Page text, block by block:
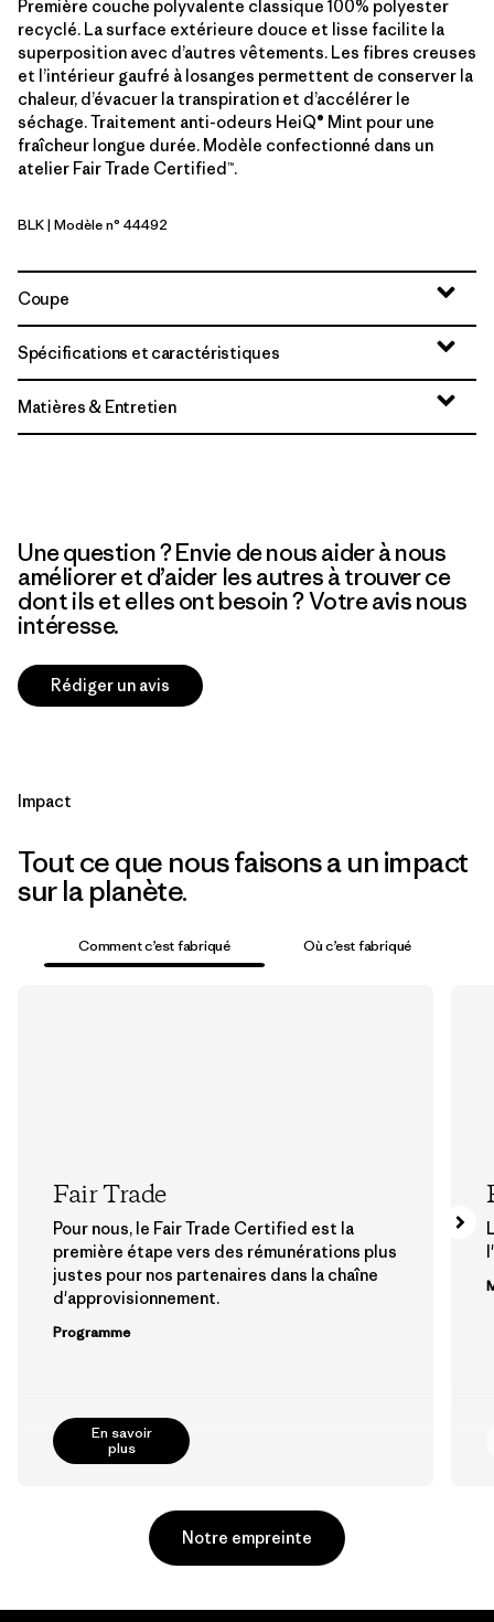
Première couche polyvalente classique 100% polyester
recyclé. La surface extérieure douce et lisse facilite la
superposition avec d’autres vêtements. Les fibres creuses
et l’intérieur gaufré à losanges permettent de conserver la
chaleur, d’évacuer la transpiration et d’accélérer le
séchage. Traitement anti-odeurs HeiQ® Mint pour une
fraîcheur longue durée. Modèle confectionné dans un
atelier Fair Trade Certified™.
Black
BLK| Modèle n° 44492
Coupe
Spécifications et caractéristiques
Matières & Entretien
Une question ? Envie de nous aider à nous
améliorer et d’aider les autres à trouver ce
dont ils et elles ont besoin ? Votre avis nous
intéresse.
Rédiger un avis
Impact
Tout ce que nous faisons a un impact
sur la planète.
Comment c’est fabriqué Où c’est fabriqué
En savoir
plus
Fair Trade
Pour nous, le Fair Trade Certified est la
première étape vers des rémunérations plus
justes pour nos partenaires dans la chaîne
d'approvisionnement.
Programme
Notre empreinte